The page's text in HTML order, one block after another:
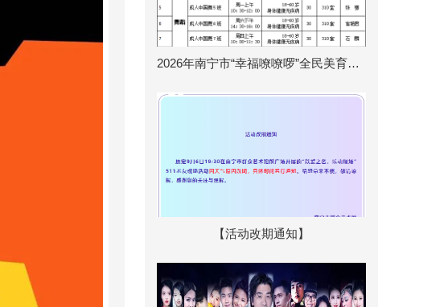
2026年南宁市“幸福嘹嘹啰”全民美育学校春季...
【活动改期通知】